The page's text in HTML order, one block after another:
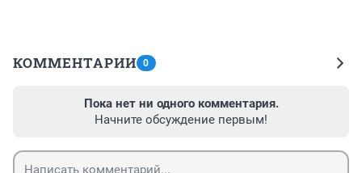
КОММЕНТАРИИ 0
Пока нет ни одного комментария.
Начните обсуждение первым!